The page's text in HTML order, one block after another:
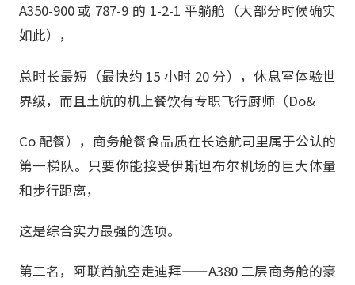
A350-900 或 787-9 的 1-2-1 平躺舱（大部分时候确实
如此），
总时长最短（最快约 15 小时 20 分），休息室体验世
界级，而且土航的机上餐饮有专职飞行厨师（Do&
Co 配餐），商务舱餐食品质在长途航司里属于公认的
第一梯队。只要你能接受伊斯坦布尔机场的巨大体量
和步行距离，
这是综合实力最强的选项。
第二名，阿联酋航空走迪拜——A380 二层商务舱的豪